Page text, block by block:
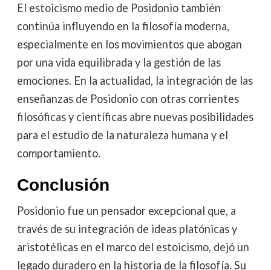
El estoicismo medio de Posidonio también
continúa influyendo en la filosofía moderna,
especialmente en los movimientos que abogan
por una vida equilibrada y la gestión de las
emociones. En la actualidad, la integración de las
enseñanzas de Posidonio con otras corrientes
filosóficas y científicas abre nuevas posibilidades
para el estudio de la naturaleza humana y el
comportamiento.
Conclusión
Posidonio fue un pensador excepcional que, a
través de su integración de ideas platónicas y
aristotélicas en el marco del estoicismo, dejó un
legado duradero en la historia de la filosofía. Su